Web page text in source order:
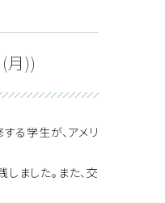
月))
る学生が、アメリ
ました。また、交